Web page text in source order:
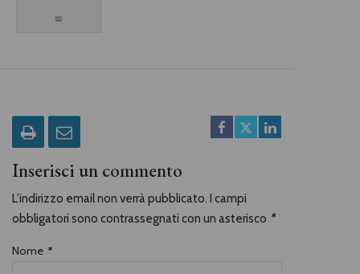
Inserisci un commento
L'indirizzo email non verrà pubblicato. I campi
obbligatori sono contrassegnati con un asterisco *
Nome *